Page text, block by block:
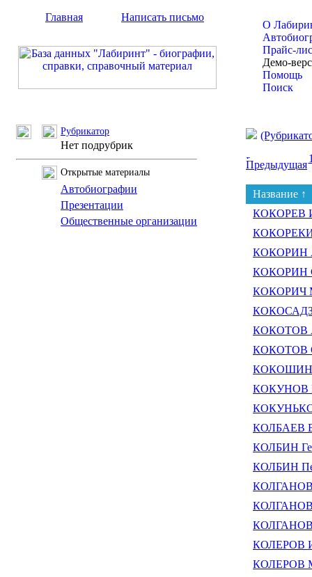
Главная Написать письмо
О
Прайс-
Демо-
Помощь
Поиск
Рубрикатор
Нет подрубрик
Открытые материалы
Автобиографии
Презентации
Общественные организации
Предыдущая
Название ↑
КОКОРЕВ
КОКОРИН
КОКОРИН
КОКОРИЧ
КОКОТОВ
КОКОТОВ
КОКОШИН
КОКУНОВ
КОКУНЬКО
КОЛБАЕВ
КОЛБИН
КОЛБИН
КОЛГАНОВ
КОЛГАНОВ
КОЛГАНОВ
КОЛЕРОВ
КОЛЕРОВ